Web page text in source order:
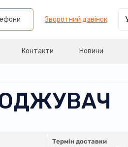
Зворотний дзвінок
Контакти Новини
Термін доставки